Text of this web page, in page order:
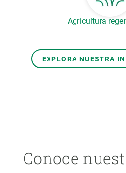
Agricultura
EXPLORA NUESTRA
Conoce